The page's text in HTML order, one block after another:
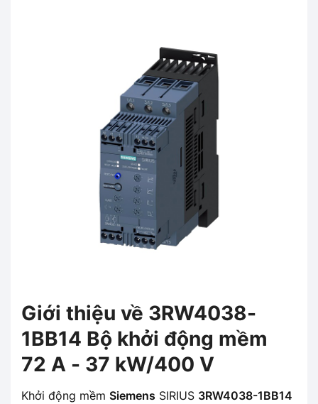
Giới thiệu về 3RW4038-
1BB14 Bộ khởi động mềm
72 A - 37 kW/400 V
Khởi động mềm Siemens SIRIUS 3RW4038-1BB14